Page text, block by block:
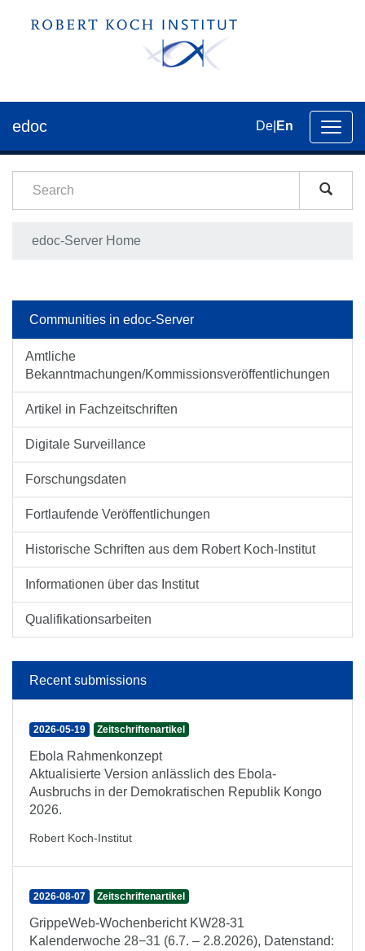
edoc De En
edoc-Server Home
Communities in edoc-Server
Amtliche
Bekanntmachungen/Kommissionsveröffentlichungen
Artikel in Fachzeitschriften
Digitale Surveillance
Forschungsdaten
Fortlaufende Veröffentlichungen
Historische Schriften aus dem Robert Koch-Institut
Informationen über das Institut
Qualifikationsarbeiten
Recent submissions
2026-05-19 Zeitschriftenartikel
Ebola Rahmenkonzept
Aktualisierte Version anlässlich des Ebola-
Ausbruchs in der Demokratischen Republik Kongo
2026.
Robert Koch-Institut
2026-08-07 Zeitschriftenartikel
GrippeWeb-Wochenbericht KW28-31
Kalenderwoche 28−31 (6.7. – 2.8.2026), Datenstand: